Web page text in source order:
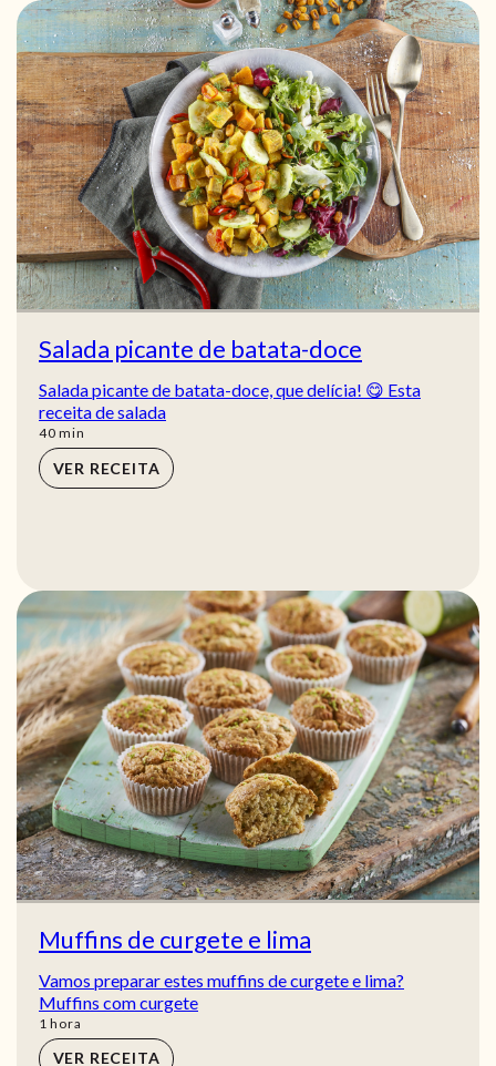
Salada picante de batata-doce
Salada picante de batata-doce, que delícia! 😋 Esta
receita de salada
40min
min
VER RECEITA
Muffins de curgete e lima
Vamos preparar estes muffins de curgete e lima?
Muffins com curgete
1 hora
hora
VER RECEITA